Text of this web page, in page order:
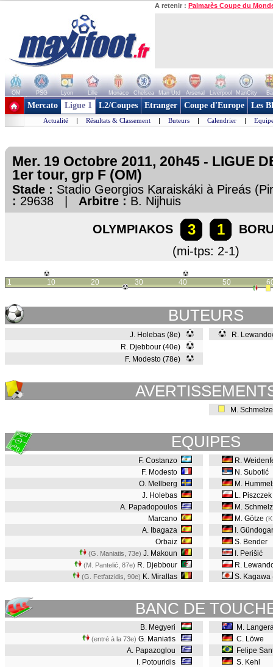
A retenir : Palmarès Coupe du
OM PSG Lyon Lille Monaco Chelsea Man Utd Arsenal Liverpool ManCity
+ de clubs
Mercato Ligue 1 L2/Coupes Etranger Coupe d'Europe Les
Actualité | Résultats & Classement | Buteurs | Calendrier |
Mer. 19 Octobre 2011, 20h45 - LIGUE
1er tour, grp F (OM)
Stade : Stadio Georgios Karaiskáki à Pireás
: 29638 | Arbitre : B. Nijhuis
OLYMPIAKOS 3 1
(mi-tps: 2-1)
1 10 20 30 40 50
BUTEURS
J. Holebas (8e)
R. Djebbour (40e)
F. Modesto (78e)
R.
M.
EQUIPES
F. Costanzo
F. Modesto
O. Mellberg
J. Holebas
A. Papadopoulos
Marcano
A. Ibagaza
Orbaiz
(G. Maniatis, 73e) J. Makoun
(M. Pantelić, 87e) R. Djebbour
(G. Fetfatzidis, 90e) K. Mirallas
R.
N. Subotić
M.
L. Piszczek
M.
M. Götze
I.
S. Bender
I. Perišić
R.
S. Kagawa
BANC DE
B. Megyeri
(entré à la 73e) G. Maniatis
A. Papazoglou
I. Potouridis
M.
C. Löwe
Felipe
S. Kehl